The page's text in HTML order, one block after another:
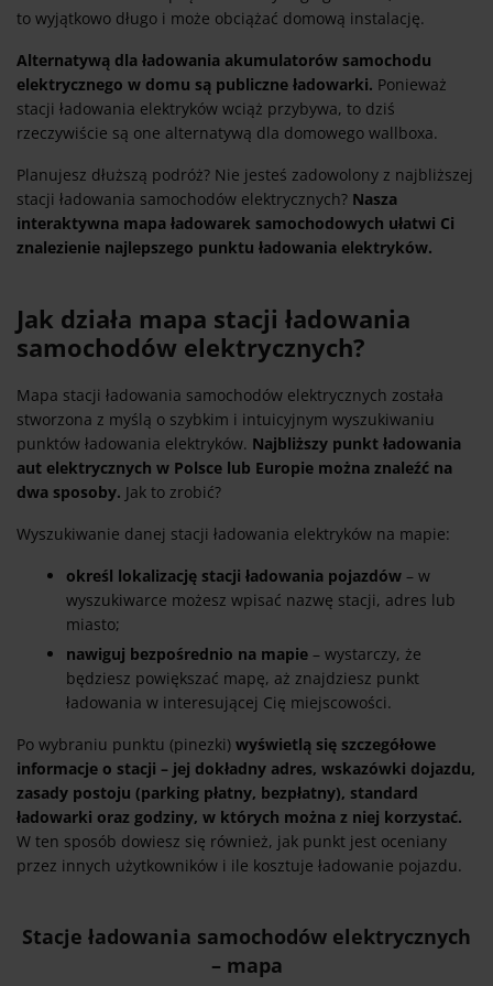
to wyjątkowo długo i może obciążać domową instalację.
Alternatywą dla ładowania akumulatorów samochodu
elektrycznego w domu są publiczne ładowarki. Ponieważ
stacji ładowania elektryków wciąż przybywa, to dziś
rzeczywiście są one alternatywą dla domowego wallboxa.
Planujesz dłuższą podróż? Nie jesteś zadowolony z najbliższej
stacji ładowania samochodów elektrycznych? Nasza
interaktywna mapa ładowarek samochodowych ułatwi Ci
znalezienie najlepszego punktu ładowania elektryków.
Jak działa mapa stacji ładowania
samochodów elektrycznych?
Mapa stacji ładowania samochodów elektrycznych została
stworzona z myślą o szybkim i intuicyjnym wyszukiwaniu
punktów ładowania elektryków. Najbliższy punkt ładowania
aut elektrycznych w Polsce lub Europie można znaleźć na
dwa sposoby. Jak to zrobić?
Wyszukiwanie danej stacji ładowania elektryków na mapie:
określ lokalizację stacji ładowania pojazdów – w
wyszukiwarce możesz wpisać nazwę stacji, adres lub
miasto;
nawiguj bezpośrednio na mapie – wystarczy, że
będziesz powiększać mapę, aż znajdziesz punkt
ładowania w interesującej Cię miejscowości.
Po wybraniu punktu (pinezki) wyświetlą się szczegółowe
informacje o stacji – jej dokładny adres, wskazówki dojazdu,
zasady postoju (parking płatny, bezpłatny), standard
ładowarki oraz godziny, w których można z niej korzystać.
W ten sposób dowiesz się również, jak punkt jest oceniany
przez innych użytkowników i ile kosztuje ładowanie pojazdu.
Stacje ładowania samochodów elektrycznych
– mapa